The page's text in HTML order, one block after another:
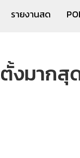
รายงานสด
ตั้งมาก